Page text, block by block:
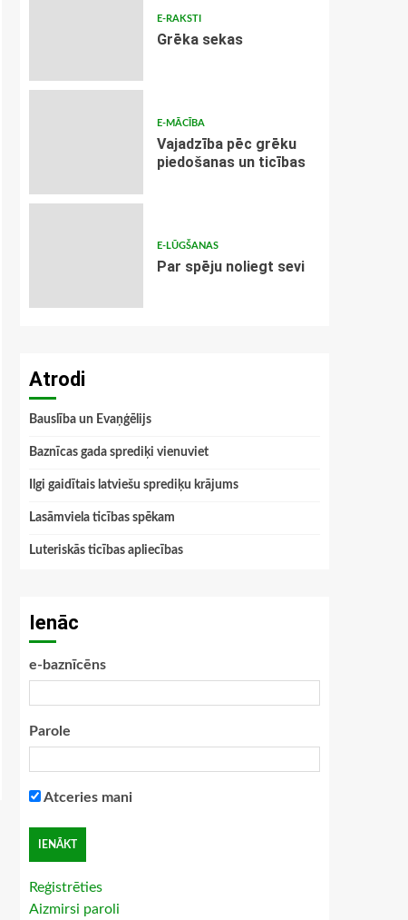
E-RAKSTI
Grēka sekas
E-MĀCĪBA
Vajadzība pēc grēku
piedošanas un ticības
E-LŪGŠANAS
Par spēju noliegt sevi
Atrodi
Bauslība un Evaņģēlijs
Baznīcas gada sprediķi vienuviet
Ilgi gaidītais latviešu sprediķu krājums
Lasāmviela ticības spēkam
Luteriskās ticības apliecības
Ienāc
e-baznīcēns
Parole
Atceries mani
Reģistrēties
Aizmirsi paroli